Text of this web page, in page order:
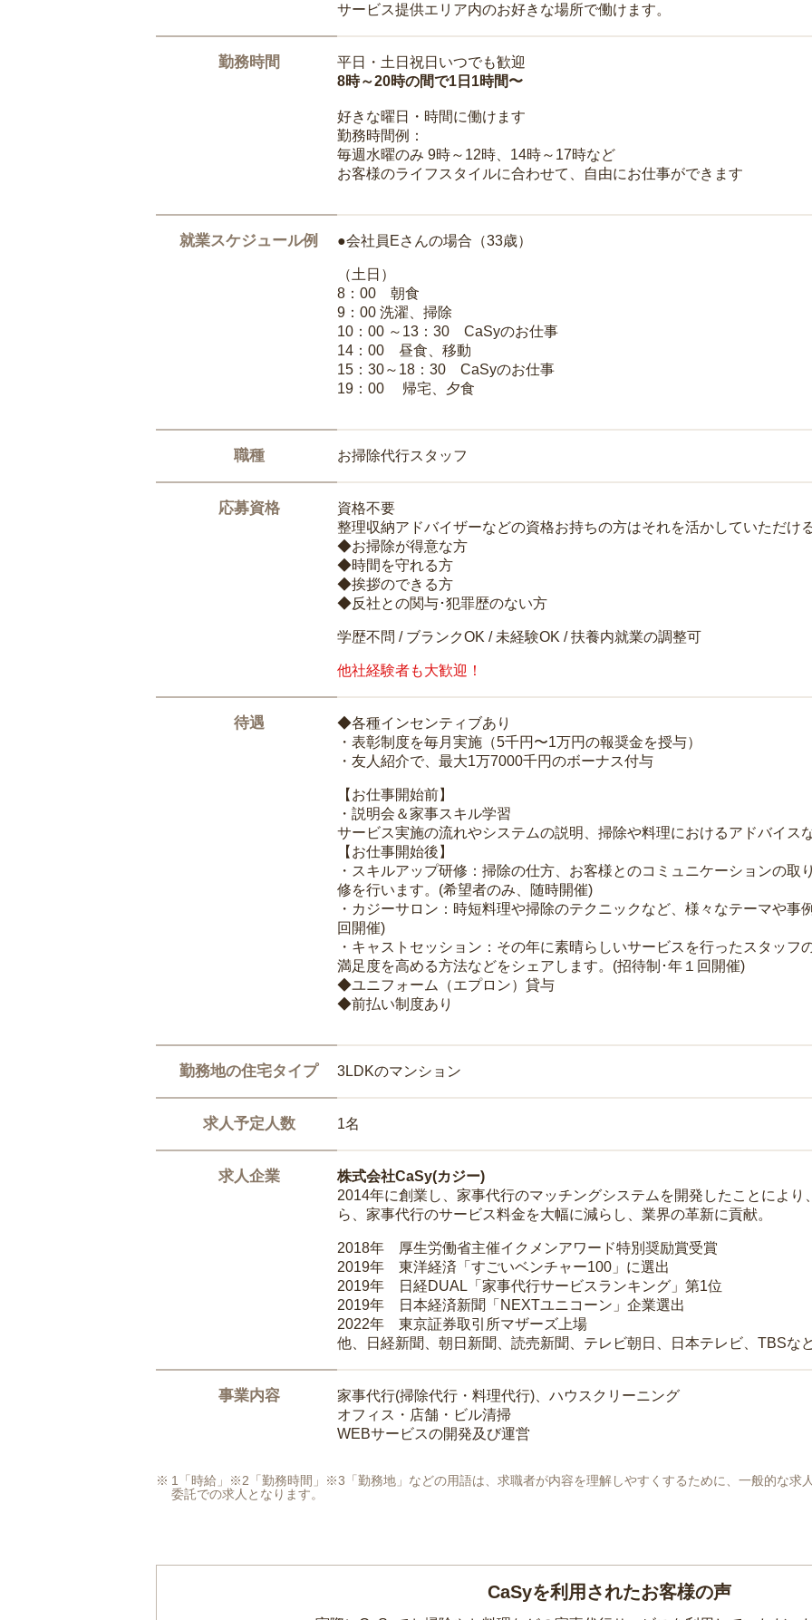
サービス提供エリア内のお好きな場所で働けます。
勤務時間
平日・土日祝日いつでも歓迎
8時～20時の間で1日1時間〜
好きな曜日・時間に働けます
勤務時間例：
毎週水曜のみ 9時～12時、14時～17時など
お客様のライフスタイルに合わせて、自由にお仕事ができます
就業スケジュール例 ●会社員Eさんの場合（33歳）
（土日）
8：00 朝食
9：00 洗濯、掃除
10：00 ～13：30 CaSyのお仕事
14：00 昼食、移動
15：30～18：30 CaSyのお仕事
19：00 帰宅、夕食
職種 お掃除代行スタッフ
応募資格
資格不要
整理収納アドバイザーなどの資格お持ちの方はそれを活かしていただけ
◆お掃除が得意な方
◆時間を守れる方
◆挨拶のできる方
◆反社との関与･犯罪歴のない方
学歴不問 / ブランクOK / 未経験OK / 扶養内就業の調整可
他社経験者も大歓迎！
待遇
◆各種インセンティブあり
・表彰制度を毎月実施（5千円〜1万円の報奨金を授与）
・友人紹介で、最大1万7000千円のボーナス付与
【お仕事開始前】
・説明会＆家事スキル学習
サービス実施の流れやシステムの説明、掃除や料理におけるアドバイス
【お仕事開始後】
・スキルアップ研修：掃除の仕方、お客様とのコミュニケーションの
修を行います。(希望者のみ、随時開催)
・カジーサロン：時短料理や掃除のテクニックなど、様々なテーマや事
回開催)
・キャストセッション：その年に素晴らしいサービスを行ったスタッ
満足度を高める方法などをシェアします。(招待制･年１回開催)
◆ユニフォーム（エプロン）貸与
◆前払い制度あり
勤務地の住宅タイプ 3LDKのマンション
求人予定人数 1名
求人企業
株式会社CaSy(カジー)
2014年に創業し、家事代行のマッチングシステムを開発したことによ
ら、家事代行のサービス料金を大幅に減らし、業界の革新に貢献。
2018年 厚生労働省主催イクメンアワード特別奨励賞受賞
2019年 東洋経済「すごいベンチャー100」に選出
2019年 日経DUAL「家事代行サービスランキング」第1位
2019年 日本経済新聞「NEXTユニコーン」企業選出
2022年 東京証券取引所マザーズ上場
他、日経新聞、朝日新聞、読売新聞、テレビ朝日、日本テレビ、TBSな
事業内容
家事代行(掃除代行・料理代行)、ハウスクリーニング
オフィス・店舗・ビル清掃
WEBサービスの開発及び運営
1「時給」※2「勤務時間」※3「勤務地」などの用語は、求職者が内容を理解しやすくするために、一般的な求
委託での求人となります。
CaSyを利用されたお客様の声